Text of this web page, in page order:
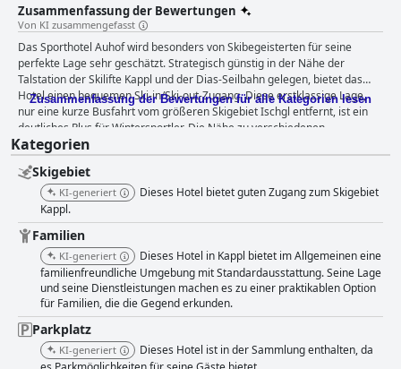
Zusammenfassung der Bewertungen
Von KI zusammengefasst
Das Sporthotel Auhof wird besonders von Skibegeisterten für seine
perfekte Lage sehr geschätzt. Strategisch günstig in der Nähe der
Talstation der Skilifte Kappl und der Dias-Seilbahn gelegen, bietet das
Hotel einen bequemen Ski-in/Ski-out-Zugang. Diese erstklassige Lage,
nur eine kurze Busfahrt vom größeren Skigebiet Ischgl entfernt, ist ein
deutliches Plus für Wintersportler. Die Nähe zu verschiedenen
Annehmlichkeiten, darunter ein Skiraum mit direktem Pisten Zugang,
Skiverleih und ausreichend Parkplätze, verbessert das Gesamterlebnis
zusätzlich. Das Frühstück des Hotels wird durchweg für seine Vielfalt,
Qualität und seinen Geschmack gelobt. Die Gäste genießen eine große
Auswahl an frisch zubereiteten Speisen und exzellenten Service, was für
einen gelungenen Start in den Morgen sorgt. Trotz gelegentlichen
Feedbacks für kleinere Verbesserungen bleibt das Frühstück für viele
Besucher ein Highlight. Das Abendessen im Sporthotel Auhof ist ein
weiterer Pluspunkt und bietet ein tägliches Menü, das von 3-Gänge- bis 5-
Gänge-Menüs reicht, die sowohl für ihren Geschmack als auch für ihre
Präsentation gelobt werden. Die Qualität der Speisen ist
außergewöhnlich mit einer Vielfalt an Gerichten, die unterschiedliche
Geschmäcker bedienen, einschließlich vegetarischer Optionen. Das
gesamte kulinarische Erlebnis wird durch den hervorragenden Service
Zusammenfassung der Bewertungen für alle Kategorien lesen
Kategorien
Skigebiet
KI-generiert
Dieses Hotel bietet guten Zugang zum Skigebiet
Kappl.
Familien
KI-generiert
Dieses Hotel in Kappl bietet im Allgemeinen eine
familienfreundliche Umgebung mit Standardausstattung. Seine Lage
und seine Dienstleistungen machen es zu einer praktikablen Option
für Familien, die die Gegend erkunden.
Parkplatz
KI-generiert
Dieses Hotel ist in der Sammlung enthalten, da